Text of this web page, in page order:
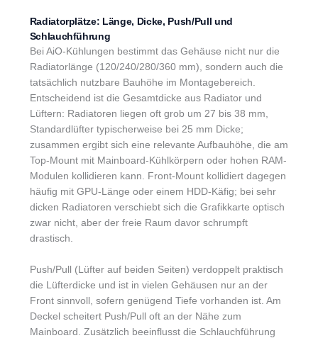
Radiatorplätze: Länge, Dicke, Push/Pull und
Schlauchführung
Bei AiO-Kühlungen bestimmt das Gehäuse nicht nur die
Radiatorlänge (120/240/280/360 mm), sondern auch die
tatsächlich nutzbare Bauhöhe im Montagebereich.
Entscheidend ist die Gesamtdicke aus Radiator und
Lüftern: Radiatoren liegen oft grob um 27 bis 38 mm,
Standardlüfter typischerweise bei 25 mm Dicke;
zusammen ergibt sich eine relevante Aufbauhöhe, die am
Top-Mount mit Mainboard-Kühlkörpern oder hohen RAM-
Modulen kollidieren kann. Front-Mount kollidiert dagegen
häufig mit GPU-Länge oder einem HDD-Käfig; bei sehr
dicken Radiatoren verschiebt sich die Grafikkarte optisch
zwar nicht, aber der freie Raum davor schrumpft
drastisch.
Push/Pull (Lüfter auf beiden Seiten) verdoppelt praktisch
die Lüfterdicke und ist in vielen Gehäusen nur an der
Front sinnvoll, sofern genügend Tiefe vorhanden ist. Am
Deckel scheitert Push/Pull oft an der Nähe zum
Mainboard. Zusätzlich beeinflusst die Schlauchführung